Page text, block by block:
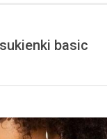
sukienki basic